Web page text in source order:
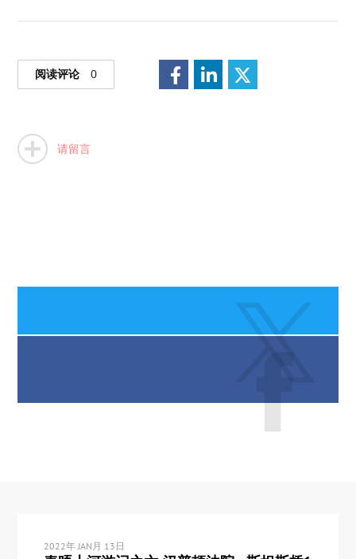
阅读评论 0
请留言
2022年 JAN月 13日